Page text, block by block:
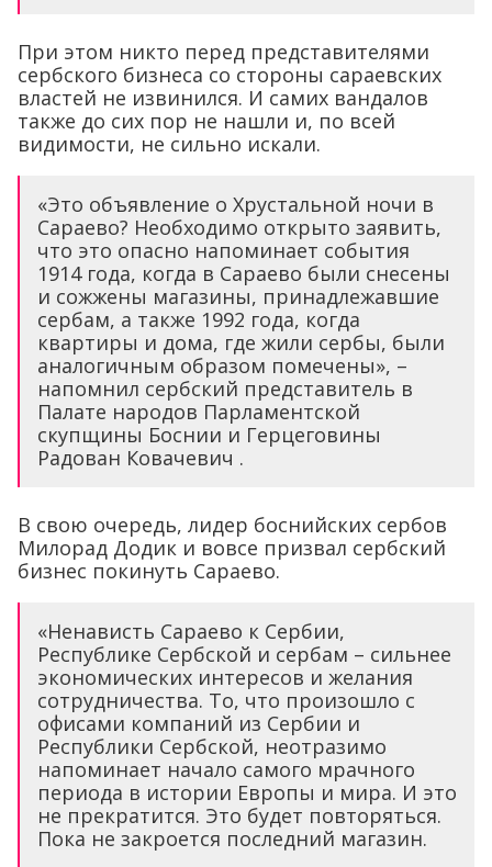
При этом никто перед представителями
сербского бизнеса со стороны сараевских
властей не извинился. И самих вандалов
также до сих пор не нашли и, по всей
видимости, не сильно искали.
«Это объявление о Хрустальной ночи в
Сараево? Необходимо открыто заявить,
что это опасно напоминает события
1914 года, когда в Сараево были снесены
и сожжены магазины, принадлежавшие
сербам, а также 1992 года, когда
квартиры и дома, где жили сербы, были
аналогичным образом помечены», –
напомнил сербский представитель в
Палате народов Парламентской
скупщины Боснии и Герцеговины
Радован Ковачевич .
В свою очередь, лидер боснийских сербов
Милорад Додик и вовсе призвал сербский
бизнес покинуть Сараево.
«Ненависть Сараево к Сербии,
Республике Сербской и сербам – сильнее
экономических интересов и желания
сотрудничества. То, что произошло с
офисами компаний из Сербии и
Республики Сербской, неотразимо
напоминает начало самого мрачного
периода в истории Европы и мира. И это
не прекратится. Это будет повторяться.
Пока не закроется последний магазин.